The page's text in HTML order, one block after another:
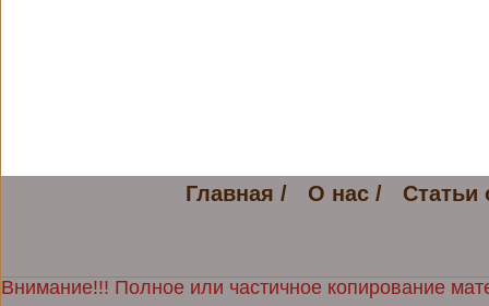
Главная / О нас / Статьи
Внимание!!! Полное или частичное копирование